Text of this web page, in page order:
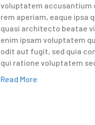
voluptatem accusantium
rem aperiam, eaque ipsa
quasi architecto beatae
enim ipsam voluptatem
odit aut fugit, sed quia
qui ratione voluptatem
Read More